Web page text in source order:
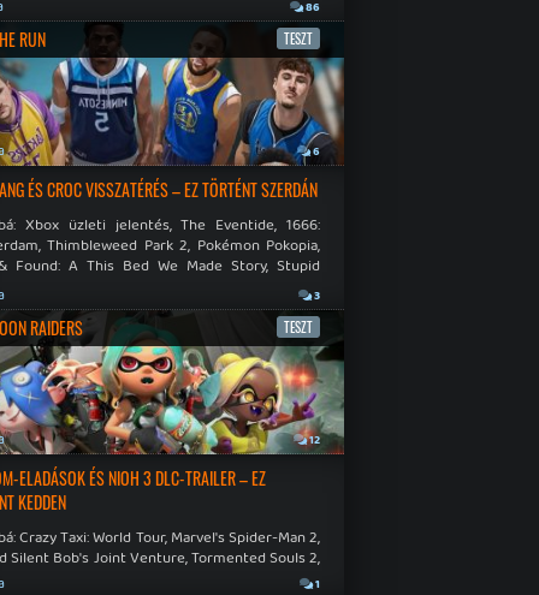
86
RUN TESZT
6
ÉS CROC VISSZATÉRÉS – EZ TÖRTÉNT SZERDÁN
Xbox üzleti jelentés, The Eventide, 1666:
Thimbleweed Park 2, Pokémon Pokopia,
Found: A This Bed We Made Story, Stupid
3
RAIDERS TESZT
12
ELADÁSOK ÉS NIOH 3 DLC-TRAILER – EZ
KEDDEN
Crazy Taxi: World Tour, Marvel's Spider-Man 2,
Silent Bob's Joint Venture, Tormented Souls 2,
Room in Hell, Slain 2: The Beast Within.
1